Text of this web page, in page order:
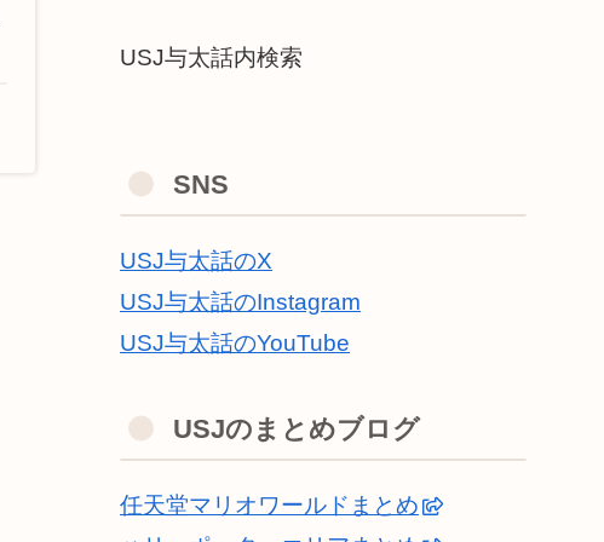
USJ与太話内検索
SNS
USJ与太話のX
USJ与太話のInstagram
USJ与太話のYouTube
USJのまとめブログ
任天堂マリオワールドまとめ